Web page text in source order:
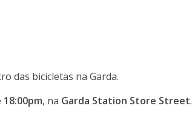
das bicicletas na Garda.
18:00pm, na Garda Station Store Street.